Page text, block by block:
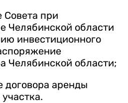
Совета при
Челябинской области
инвестиционного
Челябинской области;
договора аренды